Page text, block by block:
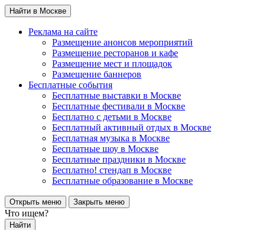
Найти в Москве
Реклама на сайте
Размещение анонсов мероприятий
Размещение ресторанов и кафе
Размещение мест и площадок
Размещение баннеров
Бесплатные события
Бесплатные выставки в Москве
Бесплатные фестивали в Москве
Бесплатно с детьми в Москве
Бесплатный активный отдых в Москве
Бесплатная музыка в Москве
Бесплатные шоу в Москве
Бесплатные праздники в Москве
Бесплатно! стендап в Москве
Бесплатные образование в Москве
Открыть меню Закрыть меню
Что ищем?
Найти